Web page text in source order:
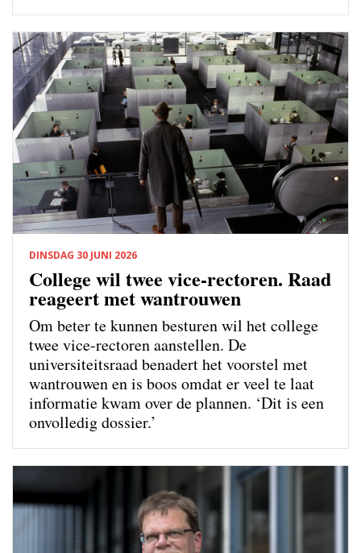
DINSDAG 30 JUNI 2026
College wil twee vice-rectoren. Raad
reageert met wantrouwen
Om beter te kunnen besturen wil het college
twee vice-rectoren aanstellen. De
universiteitsraad benadert het voorstel met
wantrouwen en is boos omdat er veel te laat
informatie kwam over de plannen. ‘Dit is een
onvolledig dossier.’